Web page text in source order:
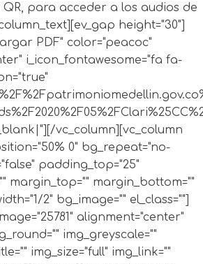
QR, para acceder a los audios de
height="30"]
PDF" color="peacoc"
i_icon_fontawesome="fa fa-
vc_column][vc_column
0" bg_repeat="no-
padding_top="25"
margin_top="" margin_bottom=""
2" bg_image="" el_class=""]
alignment="center"
img_greyscale=""
img_size="full" img_link=""